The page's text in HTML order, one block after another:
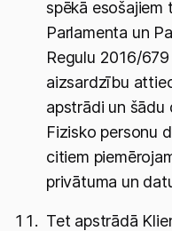
spēkā esošajiem
Parlamenta un
Regulu 2016/
aizsardzību
apstrādi un šādu
Fizisko personu
citiem
privātuma un
Tet apstrādā